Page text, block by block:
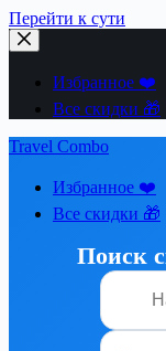
Перейти к сути
Избранное ❤️
Все скидки 🎁
Travel Combo
Избранное ❤️
Все скидки 🎁
Поиск